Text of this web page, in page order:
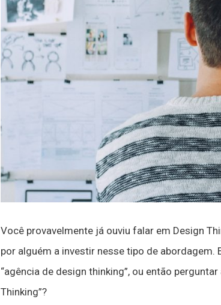
Você provavelmente já ouviu falar em Design
por alguém a investir nesse tipo de abordagem.
“agência de design thinking”, ou então
Thinking”?